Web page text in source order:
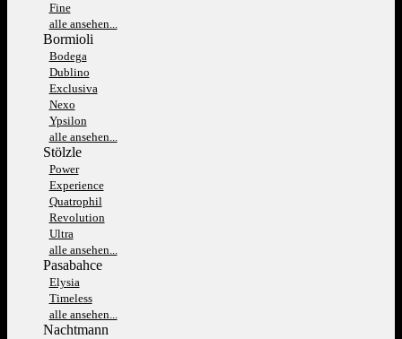
Fine
alle ansehen...
Bormioli
Bodega
Dublino
Exclusiva
Nexo
Ypsilon
alle ansehen...
Stölzle
Power
Experience
Quatrophil
Revolution
Ultra
alle ansehen...
Pasabahce
Elysia
Timeless
alle ansehen...
Nachtmann